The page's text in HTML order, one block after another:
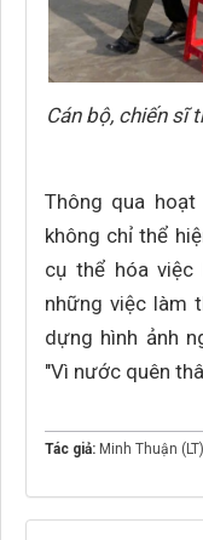
Cán bộ, chiến sĩ
Thông qua
không chỉ thể
cụ thể hóa việc
những việc làm
dựng hình ảnh
"Vì nước quên
Tác giả: Minh Thuận (LT)